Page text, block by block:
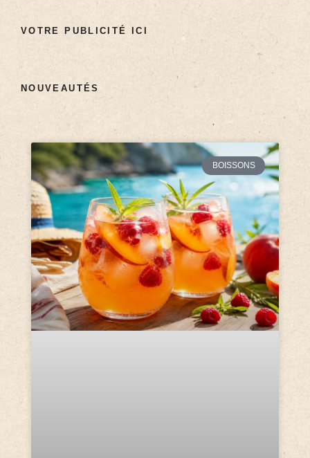
VOTRE PUBLICITÉ ICI
NOUVEAUTÉS
BOISSONS